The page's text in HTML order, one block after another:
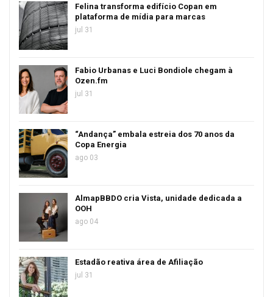
Felina transforma edifício Copan em
plataforma de mídia para marcas
jul 31
Fabio Urbanas e Luci Bondiole chegam à
Ozen.fm
jul 31
“Andança” embala estreia dos 70 anos da
Copa Energia
ago 03
AlmapBBDO cria Vista, unidade dedicada a
OOH
ago 04
Estadão reativa área de Afiliação
jul 31